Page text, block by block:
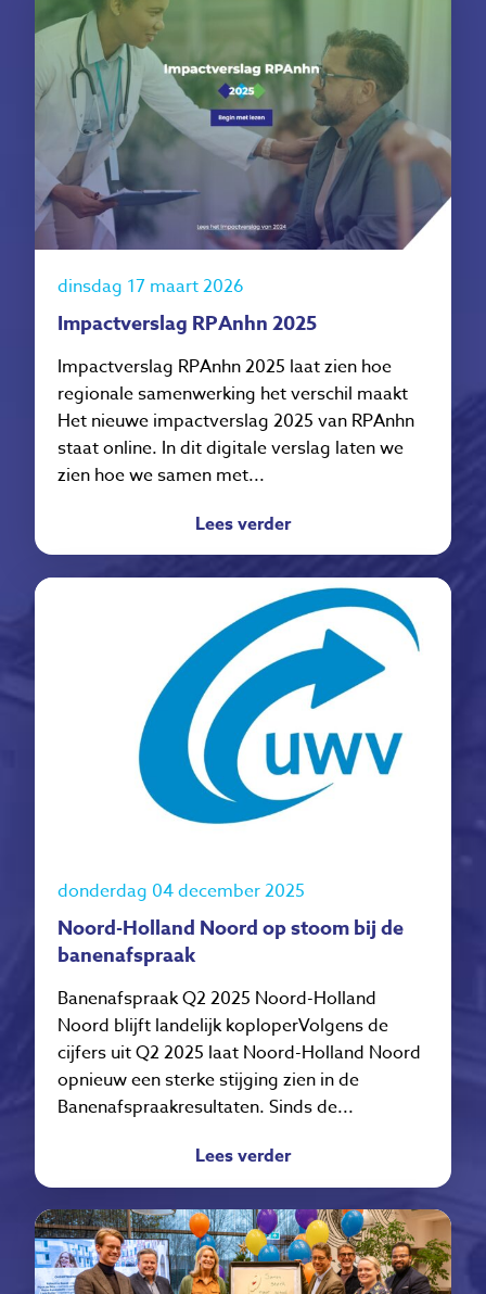
dinsdag 17 maart 2026
Impactverslag RPAnhn 2025
Impactverslag RPAnhn 2025 laat zien hoe
regionale samenwerking het verschil maakt
Het nieuwe impactverslag 2025 van RPAnhn
staat online. In dit digitale verslag laten we
zien hoe we samen met...
Lees verder
donderdag 04 december 2025
Noord-Holland Noord op stoom bij de
banenafspraak
Banenafspraak Q2 2025 Noord-Holland
Noord blijft landelijk koploperVolgens de
cijfers uit Q2 2025 laat Noord-Holland Noord
opnieuw een sterke stijging zien in de
Banenafspraakresultaten. Sinds de...
Lees verder